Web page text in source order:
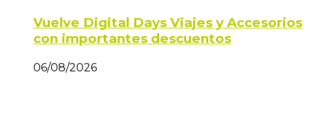
Vuelve Digital Days Viajes y Accesorios
con importantes descuentos
06/08/2026